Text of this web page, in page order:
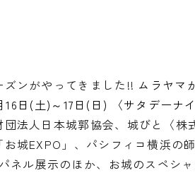
ンがやってきました!! ムラヤマ
16日(土)～17日(日) 〈サタデーナ
団法人日本城郭協会、城びと〈
城EXPO」、パシフィコ横浜の
ネル展示のほか、お城のスペシ